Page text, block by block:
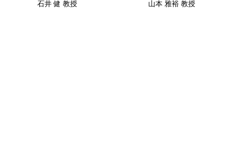
石井 健 教授 山本 雅裕 教授